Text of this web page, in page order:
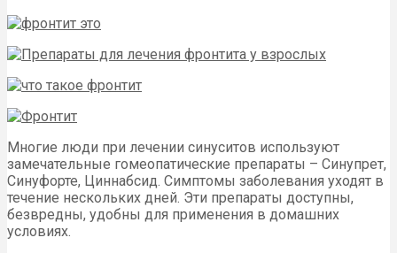
Многие люди при лечении синуситов используют
замечательные гомеопатические препараты – Синупрет,
Синуфорте, Циннабсид. Симптомы заболевания уходят в
течение нескольких дней. Эти препараты доступны,
безвредны, удобны для применения в домашних
условиях.